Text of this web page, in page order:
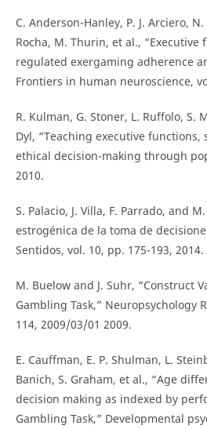
C. Anderson-Hanley, P. J. Arciero,
Rocha, M. Thurin, et al., “Executive
regulated exergaming adherence
Frontiers in human neuroscience,
R. Kulman, G. Stoner, L. Ruffolo, S.
Dyl, “Teaching executive
ethical decision-making through
2010.
S. Palacio, J. Villa, F. Parrado, and
estrogénica de la toma de
Sentidos, vol. 10, pp. 175-193, 2014.
M. Buelow and J. Suhr, “Construct
Gambling Task,” Neuropsychology
114, 2009/03/01 2009.
E. Cauffman, E. P. Shulman, L.
Banich, S. Graham, et al., “Age
decision making as indexed by
Gambling Task,” Developmental